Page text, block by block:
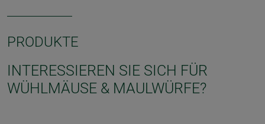
PRODUKTE
INTERESSIEREN SIE SICH FÜR
WÜHLMÄUSE & MAULWÜRFE?